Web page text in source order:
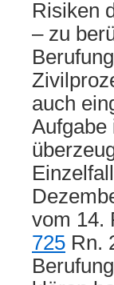
Risiken
– zu
auch
Aufgabe
vom 14.
725 Rn.